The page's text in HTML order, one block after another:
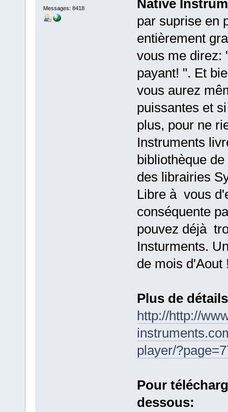
Messages: 8418
Native
par suprise en
entièrement
vous me direz:
payant! ". Et
vous aurez
puissantes et
plus, pour ne
Instruments
bibliothèque
des librairies
Libre à vous
conséquente
pouvez déjà
Insturments.
de mois d'Aout
Plus de
http://http://
player/
Pour
dessous: